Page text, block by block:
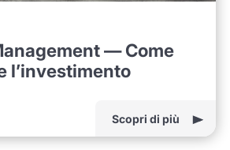
— Come
l’investimento
Scopri di più